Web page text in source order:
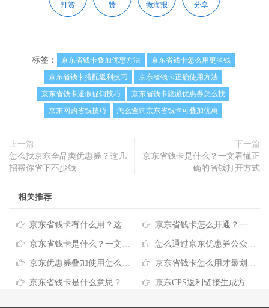
打赏 赞 微海报 分享
标签： 京东省钱卡叠加优惠方法
京东省钱卡怎么用更省钱
京东省钱卡搭配返利技巧
京东省钱卡正确使用方法
京东省钱卡避假促销技巧
京东省钱卡隐藏优惠券怎么找
京东网购省钱技巧
怎么查询京东省钱卡可叠加优惠
上一篇
怎么找京东全品类优惠券？这几
招帮你省下不少钱
下一篇
京东省钱卡是什么？一文看懂正
确的省钱打开方式
相关推荐
京东省钱卡有什么用？这几个隐藏省钱技巧多数人还不知道 京东省钱卡怎么开通？一站式省钱技巧分享
京东省钱卡是什么？一文看懂正确的省钱打开方式 怎么通过京东优惠券公众号查找隐藏优惠？麦享生活让网购省钱更简单
京东优惠券叠加使用怎么玩？这份省钱攻略帮你轻松省下不少钱 京东省钱卡怎么用才最划算？超实用省钱攻略分享
京东省钱卡是什么意思？一文读懂如何叠加优惠更省钱 京东CPS返利链接生成方法：三步轻松解锁网购省钱新技巧